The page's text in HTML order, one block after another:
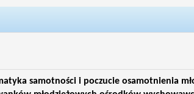
samotności i poczucie osamotnienia